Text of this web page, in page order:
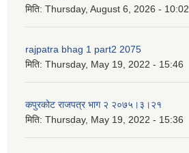
मिति: Thursday, August 6, 2026 - 10:02
rajpatra bhag 1 part2 2075
मिति: Thursday, May 19, 2022 - 15:46
कपुरकोट राजपत्र भाग २ २०७५।३।२१
मिति: Thursday, May 19, 2022 - 15:36